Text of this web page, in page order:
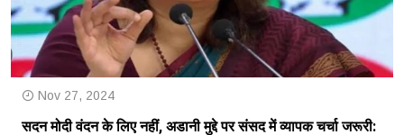
Nov 27, 2024
सदन मोदी वंदन के लिए नहीं, अडानी मुद्दे पर संसद में व्यापक चर्चा जरूरी: